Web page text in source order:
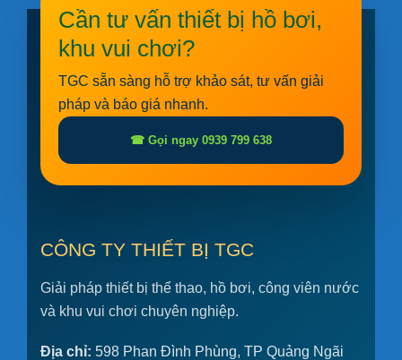
Cần tư vấn thiết bị hồ bơi,
khu vui chơi?
TGC sẵn sàng hỗ trợ khảo sát, tư vấn giải
pháp và báo giá nhanh.
☎ Gọi ngay 0939 799 638
CÔNG TY THIẾT BỊ TGC
Giải pháp thiết bị thể thao, hồ bơi, công viên nước
và khu vui chơi chuyên nghiệp.
Địa chỉ: 598 Phan Đình Phùng, TP Quảng Ngãi